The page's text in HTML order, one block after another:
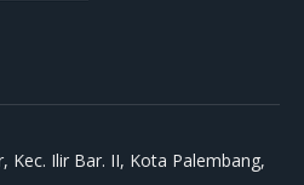
Kec. Ilir Bar. II, Kota Palembang,